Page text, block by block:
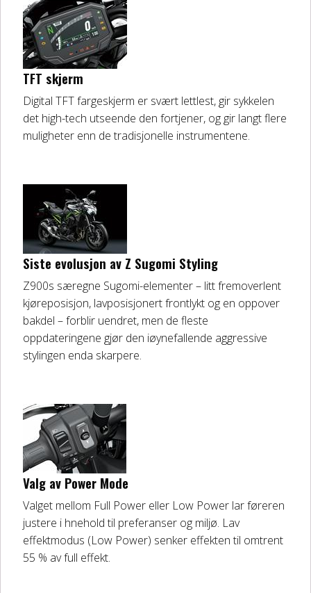
TFT skjerm
Digital TFT fargeskjerm er svært lettlest, gir sykkelen
det high-tech utseende den fortjener, og gir langt flere
muligheter enn de tradisjonelle instrumentene.
Siste evolusjon av Z Sugomi Styling
Z900s særegne Sugomi-elementer – litt fremoverlent
kjøreposisjon, lavposisjonert frontlykt og en oppover
bakdel – forblir uendret, men de fleste
oppdateringene gjør den iøynefallende aggressive
stylingen enda skarpere.
Valg av Power Mode
Valget mellom Full Power eller Low Power lar føreren
justere i hnehold til preferanser og miljø. Lav
effektmodus (Low Power) senker effekten til omtrent
55 % av full effekt.